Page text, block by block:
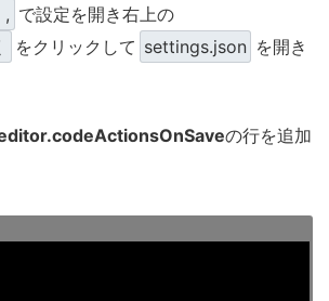
, で設定を開き右上の
をクリックして settings.json を開き
の行を追加